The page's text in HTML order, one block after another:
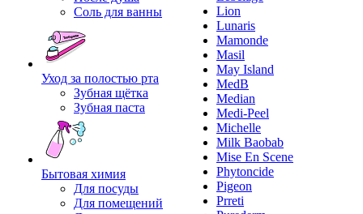
Соль для ванны
Уход за полостью рта
Зубная щётка
Зубная паста
Бытовая химия
Для посуды
Для помещений
Lion
Lunaris
Mamonde
Masil
May Island
MedB
Median
Medi-Peel
Michelle
Milk Baobab
Mise En Scene
Phytoncide
Pigeon
Prreti